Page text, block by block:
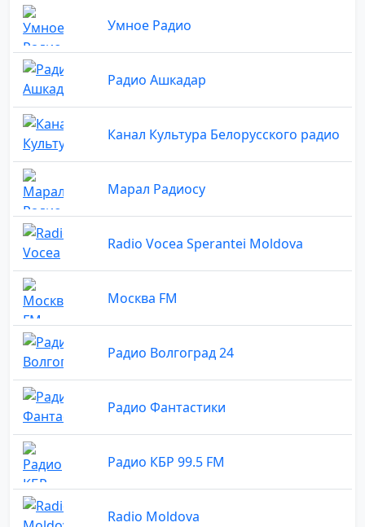
Умное Радио
Радио Ашкадар
Канал Культура Белорусского радио
Марал Радиосу
Radio Vocea Sperantei Moldova
Москва FM
Радио Волгоград 24
Радио Фантастики
Радио КБР 99.5 FM
Radio Moldova